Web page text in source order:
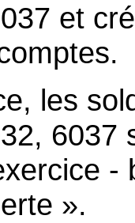
et
les
6037
-
».